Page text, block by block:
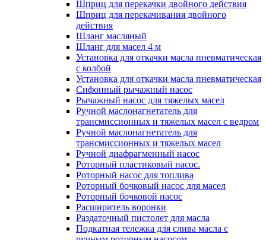
Шприц для перекачки двойного действия
Шприц для перекачивания двойного
действия
Шланг масляный
Шланг для масел 4 м
Установка для откачки масла пневматическая
с колбой
Установка для откачки масла пневматическая
Сифонный рычажный насос
Рычажный насос для тяжелых масел
Ручной маслонагнетатель для
трансмиссионных и тяжелых масел с ведром
Ручной маслонагнетатель для
трансмиссионных и тяжелых масел
Ручной диафрагменный насос
Роторный пластиковый насос.
Роторный насос для топлива
Роторный бочковый насос для масел
Роторный бочковой насос
Расширитель воронки
Раздаточный пистолет для масла
Подкатная тележка для слива масла с